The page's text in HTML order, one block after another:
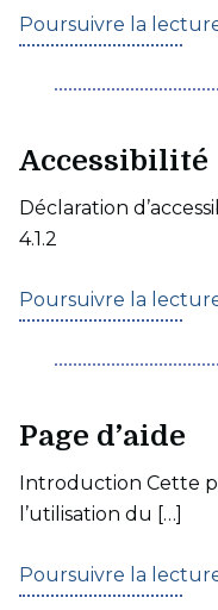
Poursuivre la
Accessibilité
Déclaration
4.1.2
Poursuivre la
Page d’aide
Introduction Cette
l’utilisation du […]
Poursuivre la